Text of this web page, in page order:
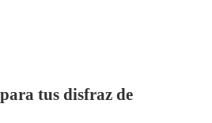
tus disfraz de